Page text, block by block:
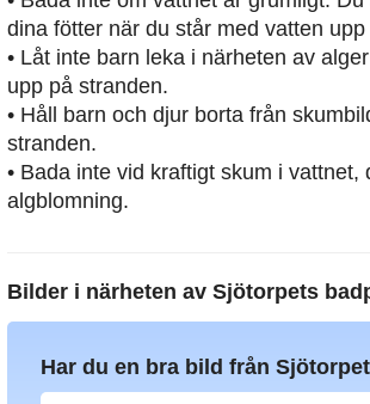
dina fötter när du står med vatten
• Låt inte barn leka i närheten av
upp på stranden.
• Håll barn och djur borta från
stranden.
• Bada inte vid kraftigt skum i vattnet,
algblomning.
Bilder i närheten av Sjötorpets
Har du en bra bild från